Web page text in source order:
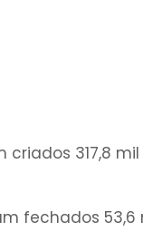
317,8 mil
fechados 53,6